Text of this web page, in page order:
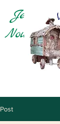
Je
Nous
Post